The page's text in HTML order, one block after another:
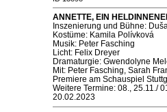
ANNETTE, EIN
Inszenierung und Bühne:
Kostüme: Kamila Polívková
Musik: Peter Fasching
Licht: Felix Dreyer
Dramaturgie: Gwendolyne
Mit: Peter Fasching, Sarah
Premiere am Schauspiel
Weitere Termine: 08., 25.11./
20.02.2023